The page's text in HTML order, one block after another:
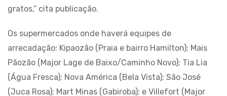
gratos,” cita publicação.
Os supermercados onde haverá equipes de
arrecadação: Kipaozão (Praia e bairro Hamilton); Mais
Pãozão (Major Lage de Baixo/Caminho Novo); Tia Lia
(Água Fresca); Nova América (Bela Vista); São José
(Juca Rosa); Mart Minas (Gabiroba); e Villefort (Major